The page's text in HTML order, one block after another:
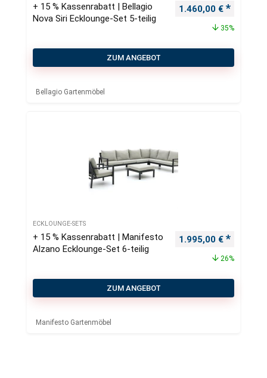
+ 15 % Kassenrabatt | Bellagio
Nova Siri Ecklounge-Set 5-teilig
Ursprünglicher
1.460,00 €
35%
ZUM ANGEBOT
Bellagio Gartenmöbel
ECKLOUNGE-SETS
+ 15 % Kassenrabatt | Manifesto
Alzano Ecklounge-Set 6-teilig
Ursprünglicher
1.995,00 €
26%
ZUM ANGEBOT
Manifesto Gartenmöbel